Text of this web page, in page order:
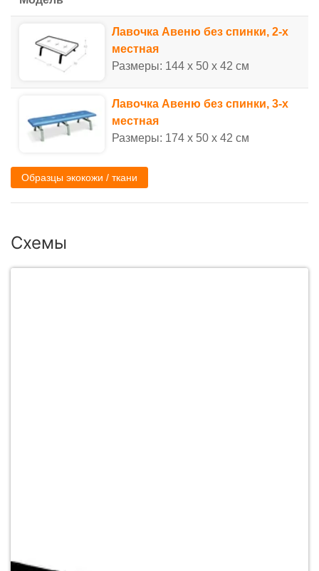
Лавочка Авеню без спинки, 2-х
местная
Размеры: 144 x 50 x 42 см
Лавочка Авеню без спинки, 3-х
местная
Размеры: 174 x 50 x 42 см
Образцы экокожи / ткани
Схемы